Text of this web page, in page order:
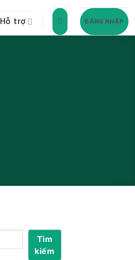
Hỗ trợ ĐĂNG NHẬP
Tìm
kiếm